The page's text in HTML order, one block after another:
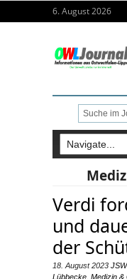
6. August 2026
Verdi
und
der
18. August 2023 JSW
Lübbecke Medizin &